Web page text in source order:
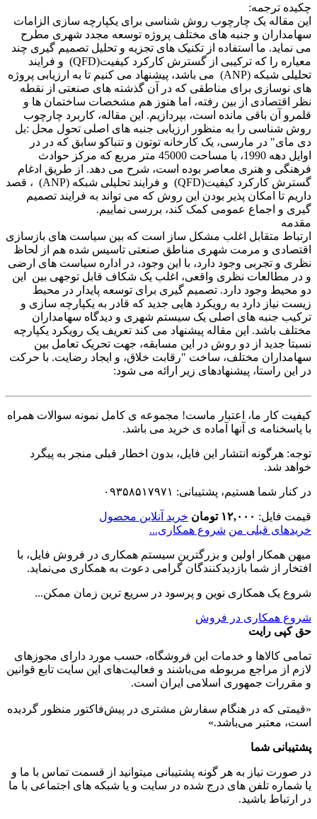
چکیده ترجمه:
این مقاله یک چارچوب روش شناسی برای یکپارچه سازی الزامات
سهامداران و جنبه های مختلف پروژه توسعه مجدد شهری مطرح
می نماید. ما استفاده از تکنیک های تجزیه و تحلیل تصمیم گیری چند
معیاره را که ترکیبی از گسترش کارکرد کیفیت(QFD) و فرایند
تحلیلی شبکه (ANP) می باشد، پیشنهاد می کنیم تا به ارزیابی پروژه
های نوسازی برای مناطقی که در آن گذشته های صنعتی از نقطه
نظر اقتصادی از بین رفته، اما هنوز هم مشخصات ساختمان ها و
قلمرو آن باقی مانده است، بپردازیم. این مقاله، کاربرد چارچوب
روش شناسی را به منظور ارزیابی جنبه های اصلی تحول محل :بل
دی مای" در مارسی، یک کارخانه توتون و تنباکو سابق که در در
اوایل دهه 1990، با مساحت 45000 متر مربع که مرکز حوادث
فرهنگی و هنری معاصر بوده است، شرح می دهد. از طریق ادغام
گسترش کارکرد کیفیت(QFD) و فرایند تحلیلی شبکه (ANP) ، قصد
داریم تا امکان پذیر بودن این روش که می تواند به فرایند تصمیم
گیری و اجماع عمومی کمک کند، بررسی نماییم.
مقدمه
ارتباط متقابل اغلب مشکل ساز است که بین سیاست های بازسازی
اقتصادی و مرمت شهری مناطق صنعتی تاسیس شده هم از لحاظ
نظری و تجربی وجود دارد، با این وجود، در اداره سیاست های ارضی
و در مطالعات نظری واقعی، اغلب یک شکاف قابل توجهی بین این
دو محیط وجود دارد. تصمیم گیری برای توسعه پایدار در محیط
زیست نیاز دارد به رویکرد هایی جدید که قادر به یکپارچه سازی و
ترکیب جنبه های اصلی یک سیستم شهری و دیدگاه سهامداران
مختلف باشد. این مقاله پیشنهاد می کند تعریف یک رویکرد یکپارچه
نسبتا جدید از دو روش در این مسابقه، جهت تحریک تعامل بین
سهامداران مختلف، ساخت "رقابت خلاق، و ایجاد رضایت. با حرکت
در این راستا، پیشنهادهای زیر ارائه می شود:
کیفیت کار ما، اعتبار ماست! مجموعه ی کامل نمونه سوالات همراه
با پاسخنامه ی آنها آماده ی خرید می باشد.
توجه: هرگونه انتشار این فایل، بدون اخطار قبلی منجر به پیگرد
خواهد شد.
در کنار شما هستیم، پشتیبانی: ۰۹۳۵۸۵۱۷۹۷۱
قیمت فایل: ۱۲,۰۰۰ تومان
خرید آنلاین محصول
خریدهای قبلی من شروع همکاری...
میهن همکار اولین و بزرگترین سیستم همکاری در فروش فایل، با
افتخار از شما بازدیدکنندگان گرامی دعوت به همکاری می‌نماید.
شروع یک همکاری نوین و پرسود در سریع ترین زمان ممکن...
شروع همکاری در فروش
حق کپی رایت
تمامی كالاها و خدمات اين فروشگاه، حسب مورد دارای مجوزهای
لازم از مراجع مربوطه می‌باشند و فعاليت‌های اين سايت تابع قوانين
و مقررات جمهوری اسلامی ايران است.
«قیمتی که در هنگام سفارش مشتری در پیش‌­فاکتور منظور گرديده
است، معتبر می‌باشد.»
پشتیبانی شما
در صورت نیاز به هر گونه پشتیبانی میتوانید از قسمت تماس با ما و
یا شماره تلفن های درج شده در سایت و یا شبکه های اجتماعی با ما
در ارتباط باشید.